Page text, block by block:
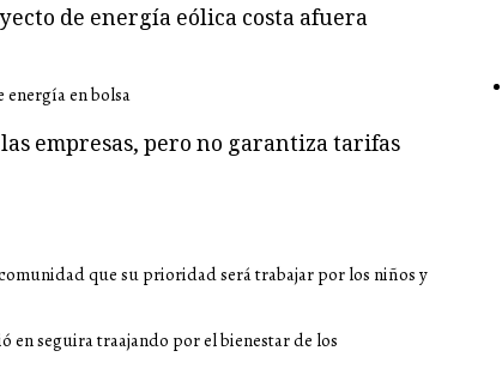
de energía eólica costa afuera
empresas, pero no garantiza tarifas
que su prioridad será trabajar por los niños y
en seguira traajando por el bienestar de los